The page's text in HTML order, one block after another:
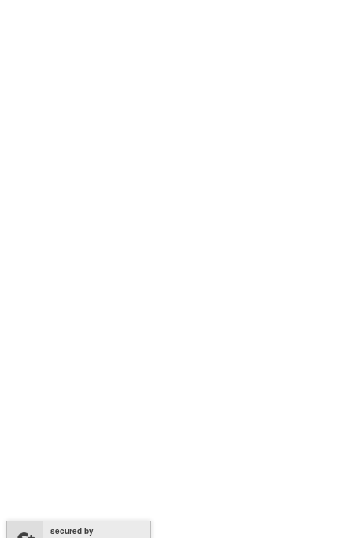
secured by